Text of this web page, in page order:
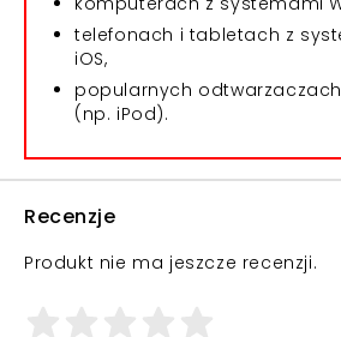
telefonach i tabletach z
iOS,
popularnych
(np. iPod).
Recenzje
Produkt nie ma jeszcze recenzji.